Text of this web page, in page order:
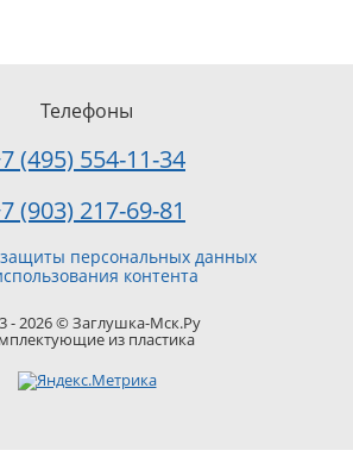
- 2026 © Заглушка-Мск.Ру
из пластика
персональных данных
контента
Телефоны
(495) 554-11-34
(903) 217-69-81